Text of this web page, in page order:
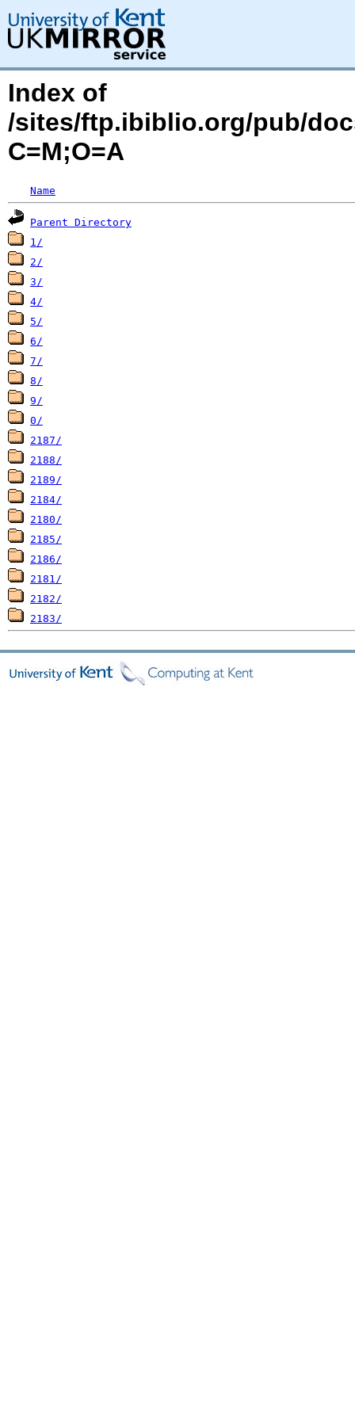
Index of
/sites/ftp.ibiblio.org/pub/
C=M;O=A
Name
Parent Directory
1/
2/
3/
4/
5/
6/
7/
8/
9/
0/
2187/
2188/
2189/
2184/
2180/
2185/
2186/
2181/
2182/
2183/